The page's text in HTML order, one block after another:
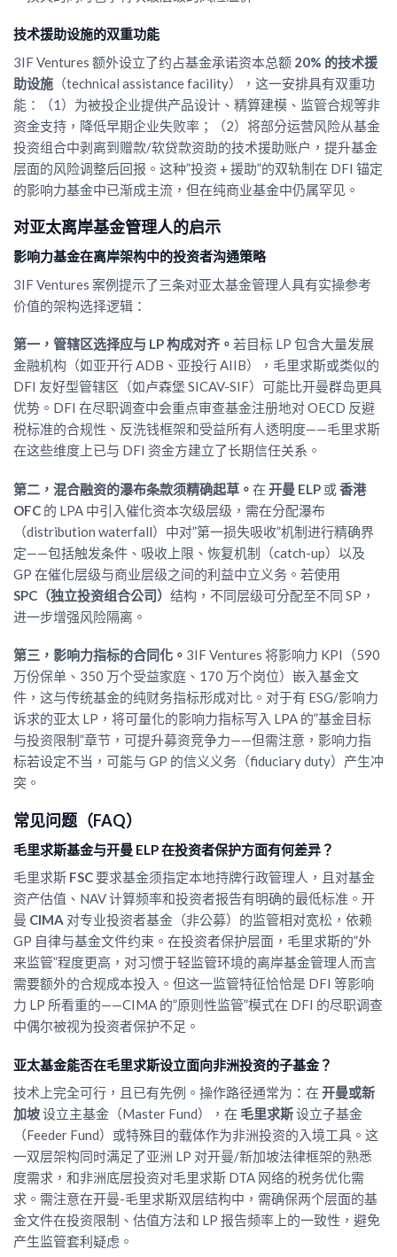
技术援助设施的双重功能
3IF Ventures 额外设立了约占基金承诺资本总额 20% 的技术援
助设施 （technical assistance facility），这一安排具有双重功
能：（1）为被投企业提供产品设计、精算建模、监管合规等非
资金支持，降低早期企业失败率；（2）将部分运营风险从基金
投资组合中剥离到赠款/软贷款资助的技术援助账户，提升基金
层面的风险调整后回报。这种”投资 + 援助”的双轨制在 DFI 锚定
的影响力基金中已渐成主流，但在纯商业基金中仍属罕见。
对亚太离岸基金管理人的启示
影响力基金在离岸架构中的投资者沟通策略
3IF Ventures 案例提示了三条对亚太基金管理人具有实操参考
价值的架构选择逻辑：
第一，管辖区选择应与 LP 构成对齐。 若目标 LP 包含大量发展
金融机构（如亚开行 ADB、亚投行 AIIB），毛里求斯或类似的
DFI 友好型管辖区（如卢森堡 SICAV-SIF）可能比开曼群岛更具
优势。DFI 在尽职调查中会重点审查基金注册地对 OECD 反避
税标准的合规性、反洗钱框架和受益所有人透明度——毛里求斯
在这些维度上已与 DFI 资金方建立了长期信任关系。
第二，混合融资的瀑布条款须精确起草。 在 开曼 ELP 或香港
OFC 的 LPA 中引入催化资本次级层级，需在分配瀑布
（distribution waterfall）中对”第一损失吸收”机制进行精确界
定——包括触发条件、吸收上限、恢复机制（catch-up）以及
GP 在催化层级与商业层级之间的利益中立义务。若使用
SPC（独立投资组合公司） 结构，不同层级可分配至不同 SP，
进一步增强风险隔离。
第三，影响力指标的合同化。 3IF Ventures 将影响力 KPI（590
万份保单、350 万个受益家庭、170 万个岗位）嵌入基金文
件，这与传统基金的纯财务指标形成对比。对于有 ESG/影响力
诉求的亚太 LP，将可量化的影响力指标写入 LPA 的”基金目标
与投资限制”章节，可提升募资竞争力——但需注意，影响力指
标若设定不当，可能与 GP 的信义义务（fiduciary duty）产生冲
突。
常见问题（FAQ）
毛里求斯基金与开曼 ELP 在投资者保护方面有何差异？
毛里求斯 FSC要求基金须指定本地持牌行政管理人，且对基金
资产估值、NAV 计算频率和投资者报告有明确的最低标准。开
曼 CIMA 对专业投资者基金（非公募）的监管相对宽松，依赖
GP 自律与基金文件约束。在投资者保护层面，毛里求斯的”外
来监管”程度更高，对习惯于轻监管环境的离岸基金管理人而言
需要额外的合规成本投入。但这一监管特征恰恰是 DFI 等影响
力 LP 所看重的——CIMA 的”原则性监管”模式在 DFI 的尽职调查
中偶尔被视为投资者保护不足。
亚太基金能否在毛里求斯设立面向非洲投资的子基金？
技术上完全可行，且已有先例。操作路径通常为：在 开曼或新
加坡设立主基金（Master Fund），在 毛里求斯设立子基金
（Feeder Fund）或特殊目的载体作为非洲投资的入境工具。这
一双层架构同时满足了亚洲 LP 对开曼/新加坡法律框架的熟悉
度需求，和非洲底层投资对毛里求斯 DTA 网络的税务优化需
求。需注意在开曼-毛里求斯双层结构中，需确保两个层面的基
金文件在投资限制、估值方法和 LP 报告频率上的一致性，避免
产生监管套利疑虑。